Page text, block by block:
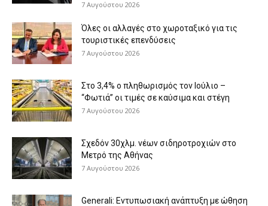
7 Αυγούστου 2026
Όλες οι αλλαγές στο χωροταξικό για τις
τουριστικές επενδύσεις
7 Αυγούστου 2026
Στο 3,4% ο πληθωρισμός τον Ιούλιο –
“Φωτιά” οι τιμές σε καύσιμα και στέγη
7 Αυγούστου 2026
Σχεδόν 30χλμ. νέων σιδηροτροχιών στο
Μετρό της Αθήνας
7 Αυγούστου 2026
Generali: Eντυπωσιακή ανάπτυξη με ώθηση